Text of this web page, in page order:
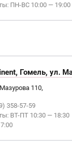
ПН-ВС 10:00 — 19:00
Гомель, ул.
110,
358-57-59
ВТ-ПТ 10:30 — 18:30